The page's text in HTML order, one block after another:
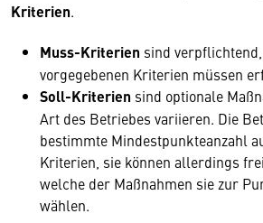
Kriterien.
Muss-Kriterien sind
vorgegebenen Kriterien müssen
Soll-Kriterien sind optionale
Art des Betriebes variieren. Die
bestimmte Mindestpunkteanzahl
Kriterien, sie können allerdings
welche der Maßnahmen sie zur
wählen.